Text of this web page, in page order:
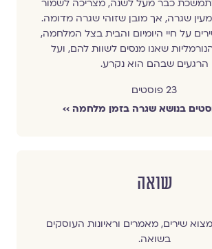
כבר מעל לשנה, מצריכה לשמור
שגרה, אך מובן שזוהי שגרה מדומה.
על חיי היומיום והבית בצל המלחמה,
שאנו מנסים לשוות להם, ועל
הרגעים שבהם הוא נקרע.
23 פוסטים
בנושא שגרה בזמן מלחמה ››
שואה
שירים, מאמרים וראיונות העוסקים
בשואה.